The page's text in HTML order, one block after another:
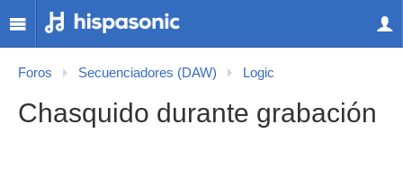
Foros Secuenciadores (DAW) Logic
Chasquido durante grabación